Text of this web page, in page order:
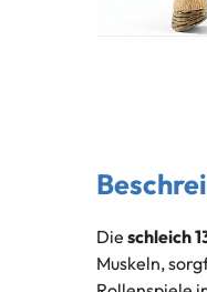
Die schleich
Muskeln,